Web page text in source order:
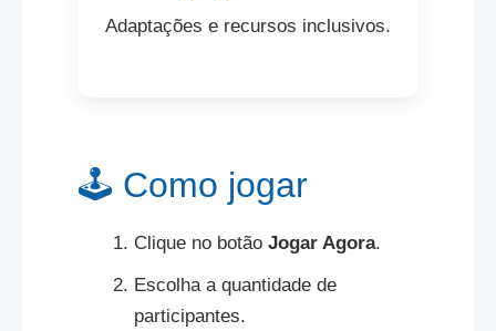
Adaptações e recursos inclusivos.
🕹️ Como jogar
Clique no botão Jogar Agora.
Escolha a quantidade de
participantes.